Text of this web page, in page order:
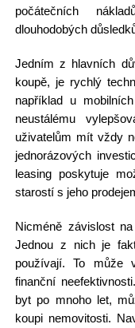
počátečních
dlouhodobých
Jedním z hlavních
koupě, je rychlý
například u
neustálému
uživatelům mít vždy
jednorázových
leasing poskytuje
starostí s jeho
Nicméně závislost
Jednou z nich je
používají. To může
finanční
byt po mnoho let,
koupi nemovitosti.